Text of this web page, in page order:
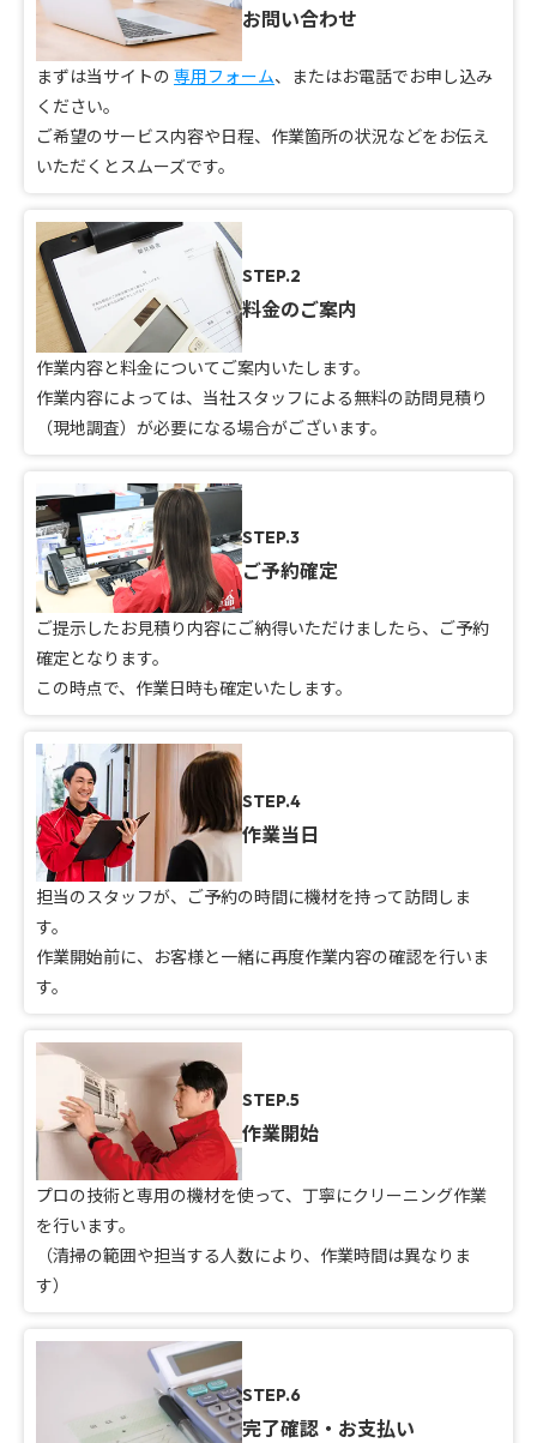
お問い合わせ
まずは当サイトの 専用フォーム、またはお電話でお申し込み
ください。
ご希望のサービス内容や日程、作業箇所の状況などをお伝え
いただくとスムーズです。
STEP.2
料金のご案内
作業内容と料金についてご案内いたします。
作業内容によっては、当社スタッフによる無料の訪問見積り
（現地調査）が必要になる場合がございます。
STEP.3
ご予約確定
ご提示したお見積り内容にご納得いただけましたら、ご予約
確定となります。
この時点で、作業日時も確定いたします。
STEP.4
作業当日
担当のスタッフが、ご予約の時間に機材を持って訪問しま
す。
作業開始前に、お客様と一緒に再度作業内容の確認を行いま
す。
STEP.5
作業開始
プロの技術と専用の機材を使って、丁寧にクリーニング作業
を行います。
（清掃の範囲や担当する人数により、作業時間は異なりま
す）
STEP.6
完了確認・お支払い